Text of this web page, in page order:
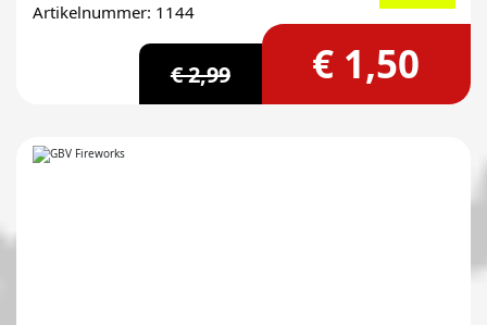
Artikelnummer: 1144
€ 2,99 € 1,50